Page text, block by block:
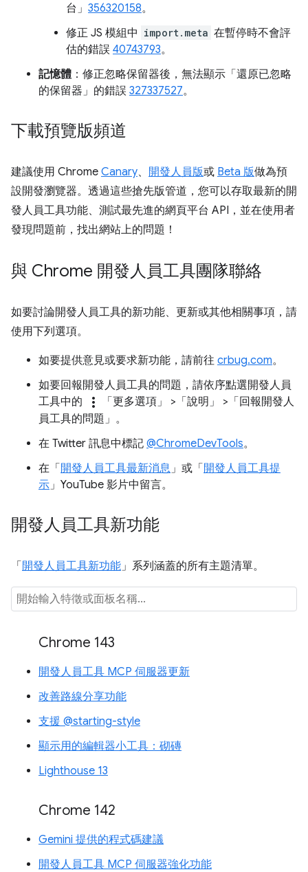
台」 356320158。
修正 JS 模組中 import.meta 在暫停時不會評
估的錯誤 40743793。
記憶體 ：修正忽略保留器後，無法顯示「還原已忽略
的保留器」的錯誤 327337527。
下載預覽版頻道
建議使用 Chrome Canary、 開發人員版或 Beta 版做為預
設開發瀏覽器。透過這些搶先版管道，您可以存取最新的開
發人員工具功能、測試最先進的網頁平台 API，並在使用者
發現問題前，找出網站上的問題！
與 Chrome 開發人員工具團隊聯絡
如要討論開發人員工具的新功能、更新或其他相關事項，請
使用下列選項。
如要提供意見或要求新功能，請前往 crbug.com。
如要回報開發人員工具的問題，請依序點選開發人員
工具中的
more_vert 「更多選項」 >「說明」
>「回報開發人
員工具的問題」 。
在 Twitter 訊息中標記 @ChromeDevTools。
在「開發人員工具最新消息 」或「開發人員工具提
示 」YouTube 影片中留言。
開發人員工具新功能
「開發人員工具新功能 」系列涵蓋的所有主題清單。
Chrome 143
開發人員工具 MCP 伺服器更新
改善路線分享功能
支援 @starting-style
顯示用的編輯器小工具：砌磚
Lighthouse 13
Chrome 142
Gemini 提供的程式碼建議
開發人員工具 MCP 伺服器強化功能